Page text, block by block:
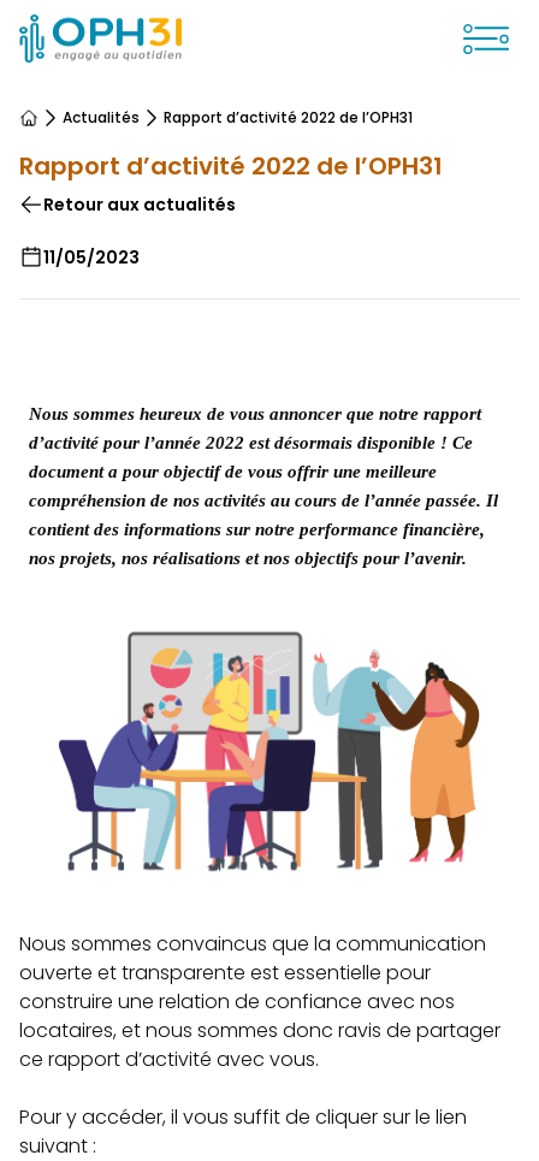
AccueilActualités Rapport d’activité 2022 de l’OPH31
Rapport d’activité 2022 de l’OPH31
Retour aux actualités
11/05/2023
Nous sommes heureux de vous annoncer que notre rapport
d’activité pour l’année 2022 est désormais disponible ! Ce
document a pour objectif de vous offrir une meilleure
compréhension de nos activités au cours de l’année passée. Il
contient des informations sur notre performance financière,
nos projets, nos réalisations et nos objectifs pour l’avenir.
Nous sommes convaincus que la communication
ouverte et transparente est essentielle pour
construire une relation de confiance avec nos
locataires, et nous sommes donc ravis de partager
ce rapport d’activité avec vous.
Pour y accéder, il vous suffit de cliquer sur le lien
suivant :